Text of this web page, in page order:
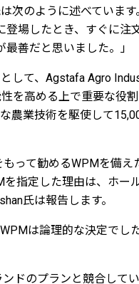
次のように述べていま
場したとき、すぐに注
善だと思いました。」
して、Agstafa Agro
を高める上で重要な役
農業技術を駆使して
って勧めるWPMを備え
指定した理由は、ホー
氏は報告します。
は論理的な決定で
ドのプランと競合して